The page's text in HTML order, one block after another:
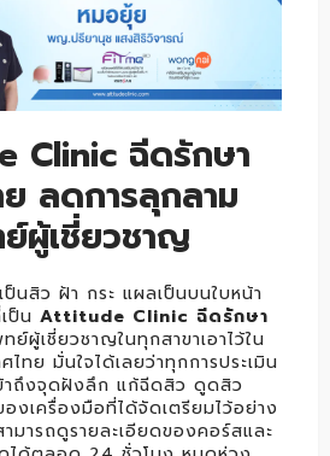
Clinic ฉีดรักษา
ลดการลุกลาม
ผู้เชี่ยวชาญ
นสิว ฝ้า กระ แผลเป็นบนใบหน้า
ป็น Attitude Clinic ฉีดรักษา
ย์ผู้เชี่ยวชาญในทุกสาขาเอาไว้ใน
ทย มั่นใจได้เลยว่าทุกการประเมิน
าถึงจุดฝังลึก แก้ฉีดสิว ดูดสิว
เครื่องมือที่ได้จัดเตรียมไว้อย่าง
มารถดูรายละเอียดของคอร์สและ